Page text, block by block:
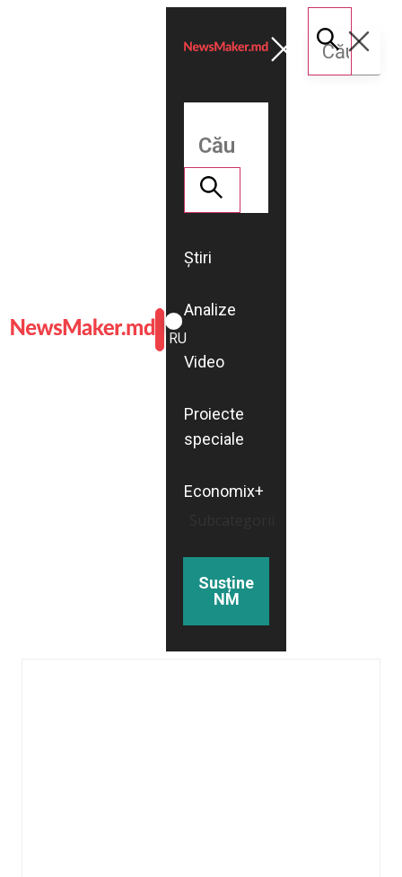
ROMÂNĂ
RU
Știri
Analize
Video
Proiecte
speciale
Economix+
Susține
NM